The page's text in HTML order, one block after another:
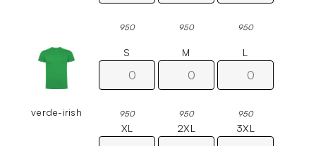
950 950 950
verde-irish
S
950
M
950
L
950
XL 2XL 3XL